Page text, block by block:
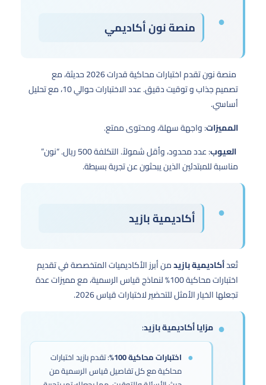
منصة نون أكاديمي
منصة نون تقدم اختبارات محاكية قدرات 2026 حديثة، مع
تصميم جذاب و توقيت دقيق. عدد الاختبارات حوالي 10، مع تحليل
أساسي.
المميزات: واجهة سهلة، ومحتوى ممتع.
العيوب
: عدد محدود، وأقل شمولاً. التكلفة 500 ريال. “نون”
مناسبة للمبتدئين الذين يبحثون عن تجربة بسيطة.
أكاديمية بازيد
تُعدأكاديمية بازيدمن أبرز الأكاديميات المتخصصة في تقديم
اختبارات محاكية 100% لنماذج قياس الرسمية، مع مميزات عدة
تجعلها الخيار الأمثل للتحضير لاختبارات قياس 2026.
مزايا أكاديمية بازيد:
اختبارات محاكية 100%
: تقدم بازيد اختبارات
محاكية مع كل تفاصيل قياس الرسمية من